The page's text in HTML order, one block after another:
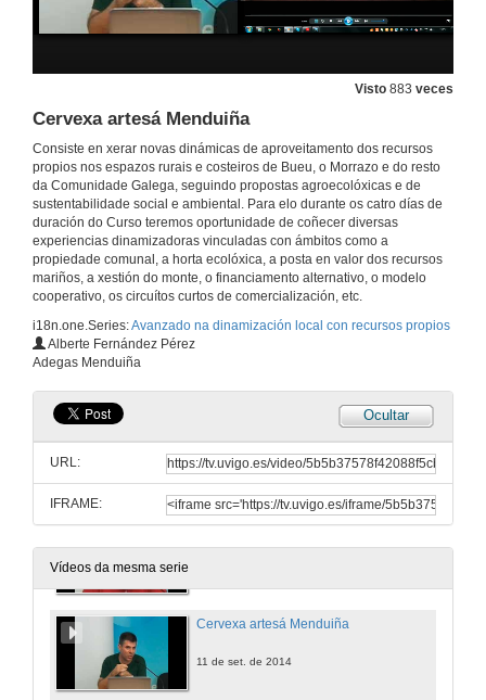
Visto 883 veces
Cervexa artesá Menduiña
Consiste en xerar novas dinámicas de aproveitamento dos recursos
propios nos espazos rurais e costeiros de Bueu, o Morrazo e do resto
da Comunidade Galega, seguindo propostas agroecolóxicas e de
sustentabilidade social e ambiental. Para elo durante os catro días de
duración do Curso teremos oportunidade de coñecer diversas
experiencias dinamizadoras vinculadas con ámbitos como a
propiedade comunal, a horta ecolóxica, a posta en valor dos recursos
mariños, a xestión do monte, o financiamento alternativo, o modelo
cooperativo, os circuítos curtos de comercialización, etc.
i18n.one.Series:Avanzado na dinamización local con recursos propios
Alberte Fernández Pérez
Adegas Menduiña
Ocultar
URL:
IFRAME:
Vídeos da mesma serie
11 de set. de 2014
11 de set. de 2014
As cooperativas de consumo e o seu papel no fomento de novos proxectos agroecolóxicos: Quenda de preguntas
Patrimonio e medio ambiente
11 de set. de 2014
Patrimonio e medio ambiente: Quenda de preguntas
Cervexa artesá Menduiña
11 de set. de 2014